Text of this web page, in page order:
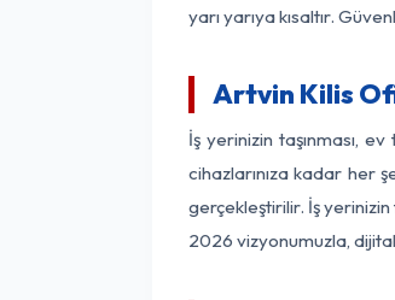
yarı yarıya kısaltır.
Artvin Kilis
İş yerinizin taşınması,
cihazlarınıza kadar her
gerçekleştirilir. İş
2026 vizyonumuzla, dijital